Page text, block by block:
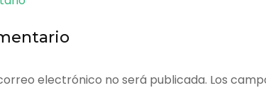
electrónico no será publicada. Los